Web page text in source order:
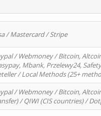
/ Mastercard / Stripe
/ Webmoney / Bitcoin, Altcoins
Mbank, Przelewy24,
/ Local Methods (25+
/ Webmoney / Bitcoin,
/ QIWI (CIS countries) /